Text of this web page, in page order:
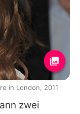
zwei
in London, 2011